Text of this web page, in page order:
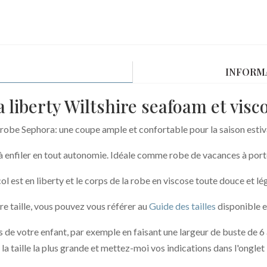
liberty Wiltshire seafoam et
Sephora: une coupe ample et confortable pour la saison
enfiler en tout autonomie. Idéale comme robe de vacances à
est en liberty et le corps de la robe en viscose toute douce et
taille, vous pouvez vous référer au Guide des tailles disponible
votre enfant, par exemple en faisant une largeur de buste de 6
taille la plus grande et mettez-moi vos indications dans